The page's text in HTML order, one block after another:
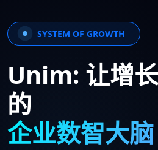
SYSTEM OF GROWTH
Unim: 让增
的
企业数智大脑